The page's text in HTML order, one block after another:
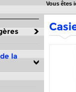
la
Vous êtes